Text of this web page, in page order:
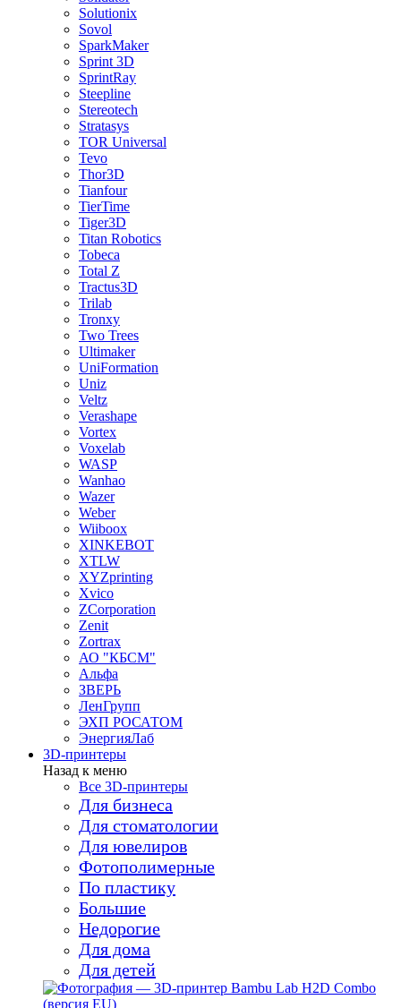
Solutionix
Sovol
SparkMaker
Sprint 3D
SprintRay
Steepline
Stereotech
Stratasys
TOR Universal
Tevo
Thor3D
Tianfour
TierTime
Tiger3D
Titan Robotics
Tobeca
Total Z
Tractus3D
Trilab
Tronxy
Two Trees
Ultimaker
UniFormation
Uniz
Veltz
Verashape
Vortex
Voxelab
WASP
Wanhao
Wazer
Weber
Wiiboox
XINKEBOT
XTLW
XYZprinting
Xvico
ZCorporation
Zenit
Zortrax
АО "КБСМ"
Альфа
ЗВЕРЬ
ЛенГрупп
ЭХП РОСАТОМ
ЭнергияЛаб
3D-принтеры
Назад к меню
Все 3D-принтеры
Для бизнеса
Для стоматологии
Для ювелиров
Фотополимерные
По пластику
Большие
Недорогие
Для дома
Для детей